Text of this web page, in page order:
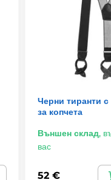
Черни тиранти
за копчета
Външен склад,
вас
52 €